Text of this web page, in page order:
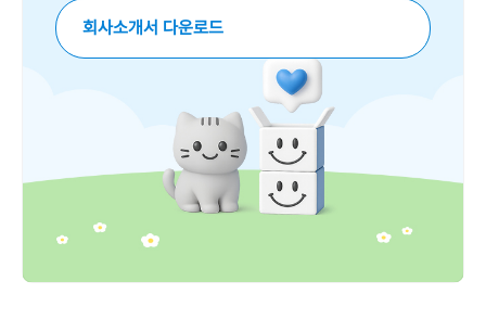
회사소개서 다운로드